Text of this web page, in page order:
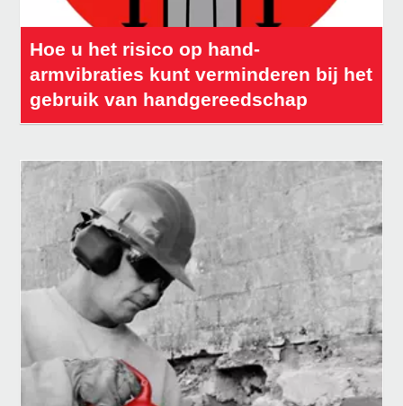
Hoe u het risico op hand-
armvibraties kunt verminderen bij het
gebruik van handgereedschap